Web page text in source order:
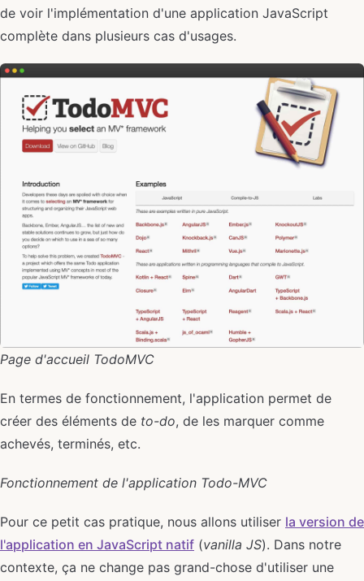
de voir l'implémentation d'une application JavaScript
complète dans plusieurs cas d'usages.
Page d'accueil TodoMVC
En termes de fonctionnement, l'application permet de
créer des éléments de to-do, de les marquer comme
achevés, terminés, etc.
Fonctionnement de l'application Todo-MVC
Pour ce petit cas pratique, nous allons utiliser la version de
l'application en JavaScript natif (vanilla JS). Dans notre
contexte, ça ne change pas grand-chose d'utiliser une